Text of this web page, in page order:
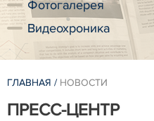
Фотогалерея
Видеохроника
ГЛАВНАЯ / НОВОСТИ
ПРЕСС-ЦЕНТР